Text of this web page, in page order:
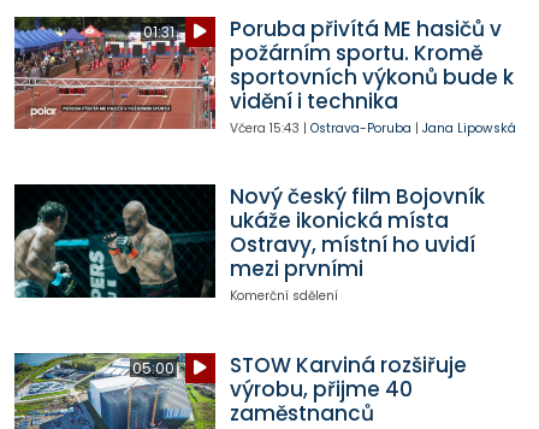
01:31
Poruba přivítá ME hasičů v
požárním sportu. Kromě
sportovních výkonů bude k
vidění i technika
Včera 15:43 | Ostrava-Poruba | Jana Lipowská
Nový český film Bojovník
ukáže ikonická místa
Ostravy, místní ho uvidí
mezi prvními
Komerční sdělení
05:00
STOW Karviná rozšiřuje
výrobu, přijme 40
zaměstnanců